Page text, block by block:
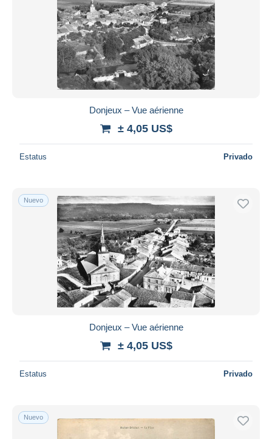
Donjeux – Vue aérienne
± 4,05 US$
Estatus Privado
Nuevo
Donjeux – Vue aérienne
± 4,05 US$
Estatus Privado
Nuevo